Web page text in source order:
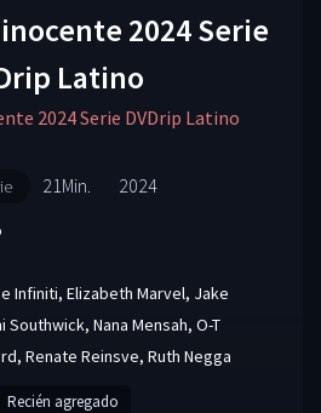
2024 Serie
Latino
2024 Serie DVDrip Latino
21Min. 2024
Infiniti, Elizabeth Marvel, Jake
Southwick, Nana Mensah, O-T
, Renate Reinsve, Ruth Negga
Recién agregado